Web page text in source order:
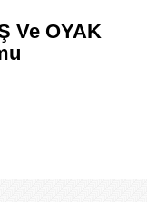
Ve OYAK